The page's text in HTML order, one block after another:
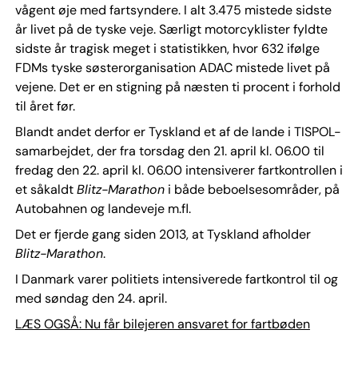
vågent øje med fartsyndere. I alt 3.475 mistede sidste
år livet på de tyske veje. Særligt motorcyklister fyldte
sidste år tragisk meget i statistikken, hvor 632 ifølge
FDMs tyske søsterorganisation ADAC mistede livet på
vejene. Det er en stigning på næsten ti procent i forhold
til året før.
Blandt andet derfor er Tyskland et af de lande i TISPOL-
samarbejdet, der fra torsdag den 21. april kl. 06.00 til
fredag den 22. april kl. 06.00 intensiverer fartkontrollen i
et såkaldtBlitz-Marathoni både beboelsesområder, på
Autobahnen og landeveje m.fl.
Det er fjerde gang siden 2013, at Tyskland afholder
Blitz-Marathon.
I Danmark varer politiets intensiverede fartkontrol til og
med søndag den 24. april.
LÆS OGSÅ: Nu får bilejeren ansvaret for fartbøden